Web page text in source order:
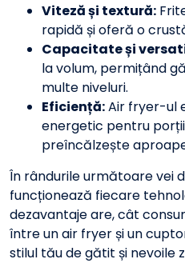
Viteză și textură:
rapidă și oferă o
Capacitate și
la volum, permițând
multe niveluri.
Eficiență:Air fryer-ul
energetic pentru
preîncălzește
În rândurile următoare vei
funcționează fiecare
dezavantaje are, cât
între un air fryer și un
stilul tău de gătit și nevoile